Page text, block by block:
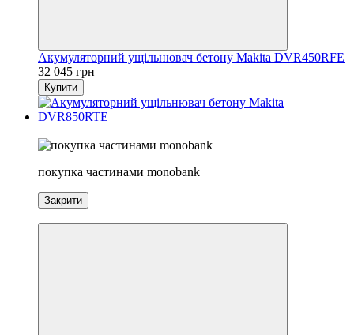
Акумуляторний ущільнювач бетону Makita DVR450RFE
32 045 грн
Купити
покупка частинами monobank
Закрити